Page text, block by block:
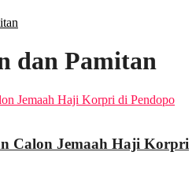
dan Pamitan
Calon Jemaah Haji Korpri